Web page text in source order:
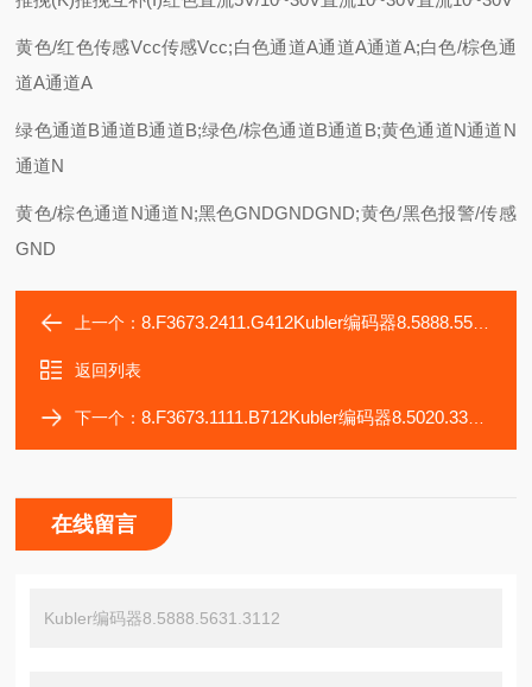
黄色/红色传感Vcc传感Vcc;白色通道A通道A通道A;白色/棕色通
道A通道A
绿色通道B通道B通道B;绿色/棕色通道B通道B;黄色通道N通道N
通道N
黄色/棕色通道N通道N;黑色GNDGNDGND;黄色/黑色报警/传感
GND
上一个：8.F3673.2411.G412Kubler编码器8.5888.5552.2113
返回列表
下一个：8.F3673.1111.B712Kubler编码器8.5020.3351.0512
在线留言